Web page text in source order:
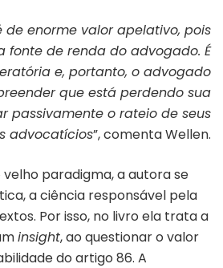
de enorme valor apelativo, pois
fonte de renda do advogado. É
e, portanto, o advogado
que está perdendo sua
passivamente o rateio de seus
advocatícios”, comenta Wellen.
paradigma, a autora se
a ciência responsável pela
Por isso, no livro ela trata a
insight, ao questionar o valor
do artigo 86. A